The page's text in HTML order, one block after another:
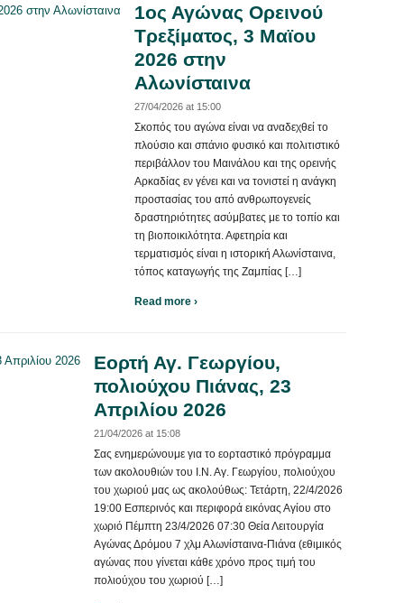
1ος Αγώνας Ορεινού
Τρεξίματος, 3 Μαϊου
2026 στην
Αλωνίσταινα
27/04/2026 at 15:00
Σκοπός του αγώνα είναι να αναδεχθεί το
πλούσιο και σπάνιο φυσικό και πολιτιστικό
περιβάλλον του Μαινάλου και της ορεινής
Αρκαδίας εν γένει και να τονιστεί η ανάγκη
προστασίας του από ανθρωπογενείς
δραστηριότητες ασύμβατες με το τοπίο και
τη βιοποικιλότητα. Αφετηρία και
τερματισμός είναι η ιστορική Αλωνίσταινα,
τόπος καταγωγής της Ζαμπίας […]
Read more ›
Εορτή Αγ. Γεωργίου,
πολιούχου Πιάνας, 23
Απριλίου 2026
21/04/2026 at 15:08
Σας ενημερώνουμε για το εορταστικό πρόγραμμα
των ακολουθιών του Ι.Ν. Αγ. Γεωργίου, πολιούχου
του χωριού μας ως ακολούθως: Τετάρτη, 22/4/2026
19:00 Εσπερινός και περιφορά εικόνας Αγίου στο
χωριό Πέμπτη 23/4/2026 07:30 Θεία Λειτουργία
Αγώνας Δρόμου 7 χλμ Αλωνίσταινα-Πιάνα (εθιμικός
αγώνας που γίνεται κάθε χρόνο προς τιμή του
πολιούχου του χωριού […]